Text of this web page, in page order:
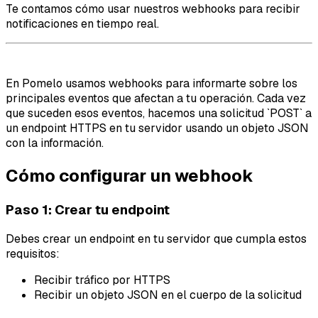
Te contamos cómo usar nuestros webhooks para recibir
notificaciones en tiempo real.
En Pomelo usamos webhooks para informarte sobre los
principales eventos que afectan a tu operación. Cada vez
que suceden esos eventos, hacemos una solicitud `POST` a
un endpoint HTTPS en tu servidor usando un objeto JSON
con la información.
Cómo configurar un webhook
Paso 1: Crear tu endpoint
Debes crear un endpoint en tu servidor que cumpla estos
requisitos:
Recibir tráfico por HTTPS
Recibir un objeto JSON en el cuerpo de la solicitud